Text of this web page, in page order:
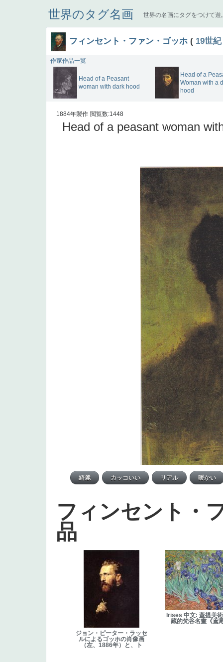
世界のタグ名画 世界の名画にタグをつけて遊
フィンセント・ファン・ゴッホ ( 19世紀
作家作品一覧
Head of a Peasant
woman with dark hood
Head of a
Woman with a
hood
1884年製作 閲覧数:1448
Head of a peasant woman
フィンセント・
品
ジョン・ピーター・ラッセ
ルによるゴッホの肖像画
（左、1886年）と、ト
Irises 中文: 蓋提美
藏的梵谷名畫《鳶